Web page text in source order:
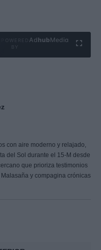
Ad hubMedia
con aire moderno y relajado,
del Sol durante el 15-M desde
que prioriza testimonios
y compagina crónicas